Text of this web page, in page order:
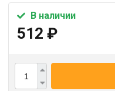
В наличии
512 ₽